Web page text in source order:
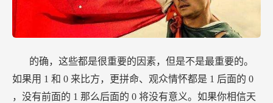
的确，这些都是很重要的因素，但是不是最重要的。
如果用 1 和 0 来比方，更拼命、观众情怀都是 1 后面的 0
，没有前面的 1 那么后面的 0 将没有意义。如果你相信天